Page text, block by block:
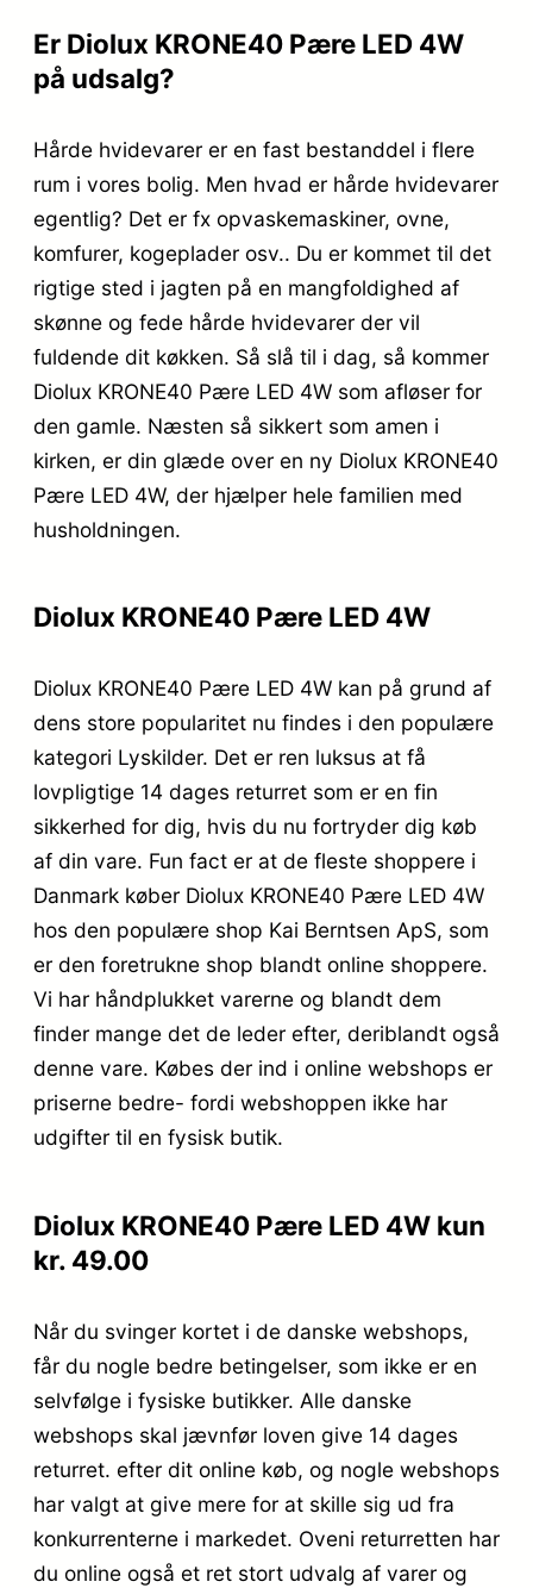
Er Diolux KRONE40 Pære LED 4W
på udsalg?
Hårde hvidevarer er en fast bestanddel i flere
rum i vores bolig. Men hvad er hårde hvidevarer
egentlig? Det er fx opvaskemaskiner, ovne,
komfurer, kogeplader osv.. Du er kommet til det
rigtige sted i jagten på en mangfoldighed af
skønne og fede hårde hvidevarer der vil
fuldende dit køkken. Så slå til i dag, så kommer
Diolux KRONE40 Pære LED 4W som afløser for
den gamle. Næsten så sikkert som amen i
kirken, er din glæde over en ny Diolux KRONE40
Pære LED 4W, der hjælper hele familien med
husholdningen.
Diolux KRONE40 Pære LED 4W
Diolux KRONE40 Pære LED 4W kan på grund af
dens store popularitet nu findes i den populære
kategori Lyskilder. Det er ren luksus at få
lovpligtige 14 dages returret som er en fin
sikkerhed for dig, hvis du nu fortryder dig køb
af din vare. Fun fact er at de fleste shoppere i
Danmark køber Diolux KRONE40 Pære LED 4W
hos den populære shop Kai Berntsen ApS, som
er den foretrukne shop blandt online shoppere.
Vi har håndplukket varerne og blandt dem
finder mange det de leder efter, deriblandt også
denne vare. Købes der ind i online webshops er
priserne bedre- fordi webshoppen ikke har
udgifter til en fysisk butik.
Diolux KRONE40 Pære LED 4W kun
kr. 49.00
Når du svinger kortet i de danske webshops,
får du nogle bedre betingelser, som ikke er en
selvfølge i fysiske butikker. Alle danske
webshops skal jævnfør loven give 14 dages
returret. efter dit online køb, og nogle webshops
har valgt at give mere for at skille sig ud fra
konkurrenterne i markedet. Oveni returretten har
du online også et ret stort udvalg af varer og